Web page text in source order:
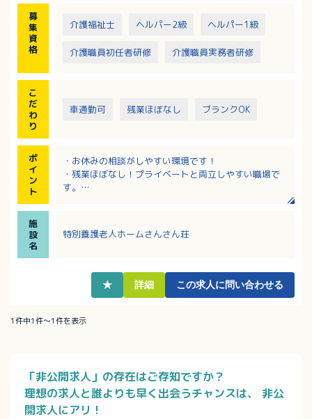
募
集
資
格
介護福祉士 ヘルパー2級 ヘルパー1級
介護職員初任者研修 介護職員実務者研修
こ
だ
わ
り
車通勤可 残業ほぼなし ブランクOK
ポ
イ
ン
ト
・お休みの相談がしやすい環境です！
・残業ほぼなし！プライベートと両立しやすい職場で
す。
・夜勤は慣れるまでありません！習熟度に合わせてサ
ポートしていただけます。
施
設
名
特別養護老人ホームさんさん荘
★ 詳細 この求人に問い合わせる
1件中1件～1件を表示
「非公開求人」の存在はご存知ですか？
理想の求人と誰よりも早く出会うチャンスは、
非公
開求人にアリ！